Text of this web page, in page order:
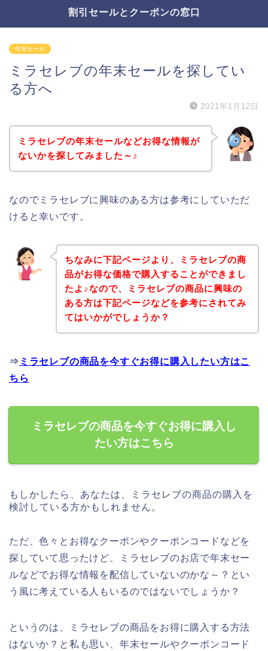
割引セールとクーポンの窓口
年末セール
ミラセレブの年末セールを探してい
る方へ
2021年1月12日
ミラセレブの年末セールなどお得な情報が
ないかを探してみました～♪
なのでミラセレブに興味のある方は参考にしていただ
けると幸いです。
ちなみに下記ページより、ミラセレブの商
品がお得な価格で購入することができまし
たよ♪なので、ミラセレブの商品に興味の
ある方は下記ページなどを参考にされてみ
てはいかがでしょうか？
⇒ ミラセレブの商品を今すぐお得に購入したい方はこ
ちら
ミラセレブの商品を今すぐお得に購入し
たい方はこちら
もしかしたら、あなたは、ミラセレブの商品の購入を
検討している方かもしれません。
ただ、色々とお得なクーポンやクーポンコードなどを
探していて思ったけど、ミラセレブのお店で年末セー
ルなどでお得な情報を配信していないのかな～？とい
う風に考えている人もいるのではないでしょうか？
というのは、ミラセレブの商品をお得に購入する方法
はないか？と私も思い、年末セールやクーポンコード